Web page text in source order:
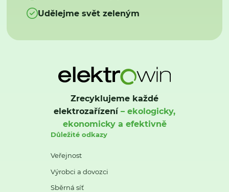
Udělejme svět zeleným
Zrecyklujeme každé
elektrozařízení– ekologicky,
ekonomicky a efektivně
Důležité odkazy
Veřejnost
Výrobci a dovozci
Sběrná síť